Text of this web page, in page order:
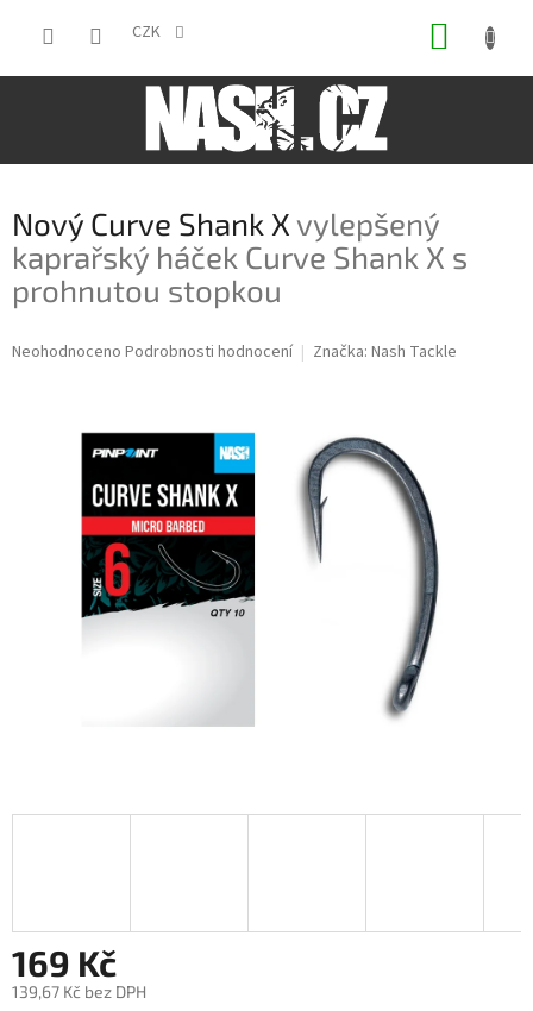
CZK
Nový Curve Shank Xvylepšený
kaprařský háček Curve Shank X s
prohnutou stopkou
Průměrné
Neohodnoceno Podrobnosti hodnocení Značka: Nash Tackle
169 Kč
139,67 Kč bez DPH